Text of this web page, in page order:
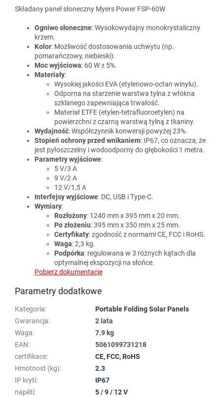
Składany panel słoneczny Myers Power FSP-60W
Ogniwo słoneczne: Wysokowydajny monokrystaliczny
krzem.
Kolor: Możliwość dostosowania uchwytu (np.
pomarańczowy, niebieski).
Moc wyjściowa: 60 W ± 5%.
Materiały:
Wysokiej jakości EVA (etylenowo-octan winylu).
Odporna na starzenie warstwa tylna z włókna
szklanego zapewniająca trwałość.
Materiał ETFE (etylen-tetrafluoroetylen) na
powierzchni z czarną warstwą tylną z tkaniny.
Wydajność: Współczynnik konwersji powyżej 23%.
Stopień ochrony przed wnikaniem: IP67, co oznacza, że
jest pyłoszczelny i wodoodporny do głębokości 1 metra.
Parametry wyjściowe:
5 V/3 A
9 V/2 A
12 V/1,5 A
Interfejsy wyjściowe: DC, USB i Type-C.
Wymiary:
Rozłożony: 1240 mm x 395 mm x 20 mm.
Po złożeniu: 395 mm x 350 mm x 25 mm.
Certyfikaty: zgodność z normami CE, FCC i RoHS.
Waga: 2,3 kg.
Podpórka: regulowana w 3 różnych kątach dla
optymalnej ekspozycji na słońce.
Pobierz dokumentację
Parametry dodatkowe
Kategoria:
Portable Folding Solar Panels
Gwarancja:
2 lata
Waga:
7.9 kg
EAN:
5061099731218
certifikace:
CE, FCC, RoHS
Hmotnost (kg):
2.3
IP krytí:
IP67
napětí:
5 / 9 / 12 V